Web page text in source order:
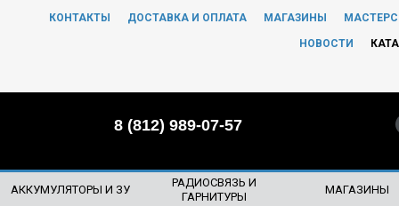
КОНТАКТЫ ДОСТАВКА И ОПЛАТА МАГАЗИНЫ
НОВОСТИ
8 (812) 989-07-57
АККУМУЛЯТОРЫ И ЗУ
РАДИОСВЯЗЬ И
ГАРНИТУРЫ
МАГАЗИНЫ
ЧТО БУДЕМ ИСКАТЬ?